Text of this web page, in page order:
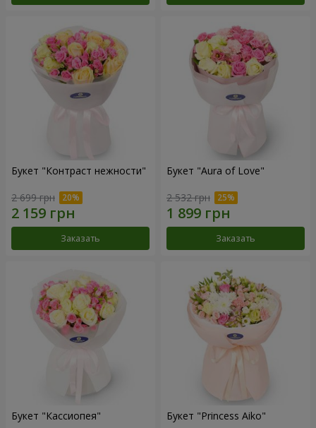
Букет "Контраст нежности"
2 699 грн
Заказать
Букет "Aura of Love"
2 532 грн
Заказать
Букет "Кассиопея" Букет "Princess Aiko"